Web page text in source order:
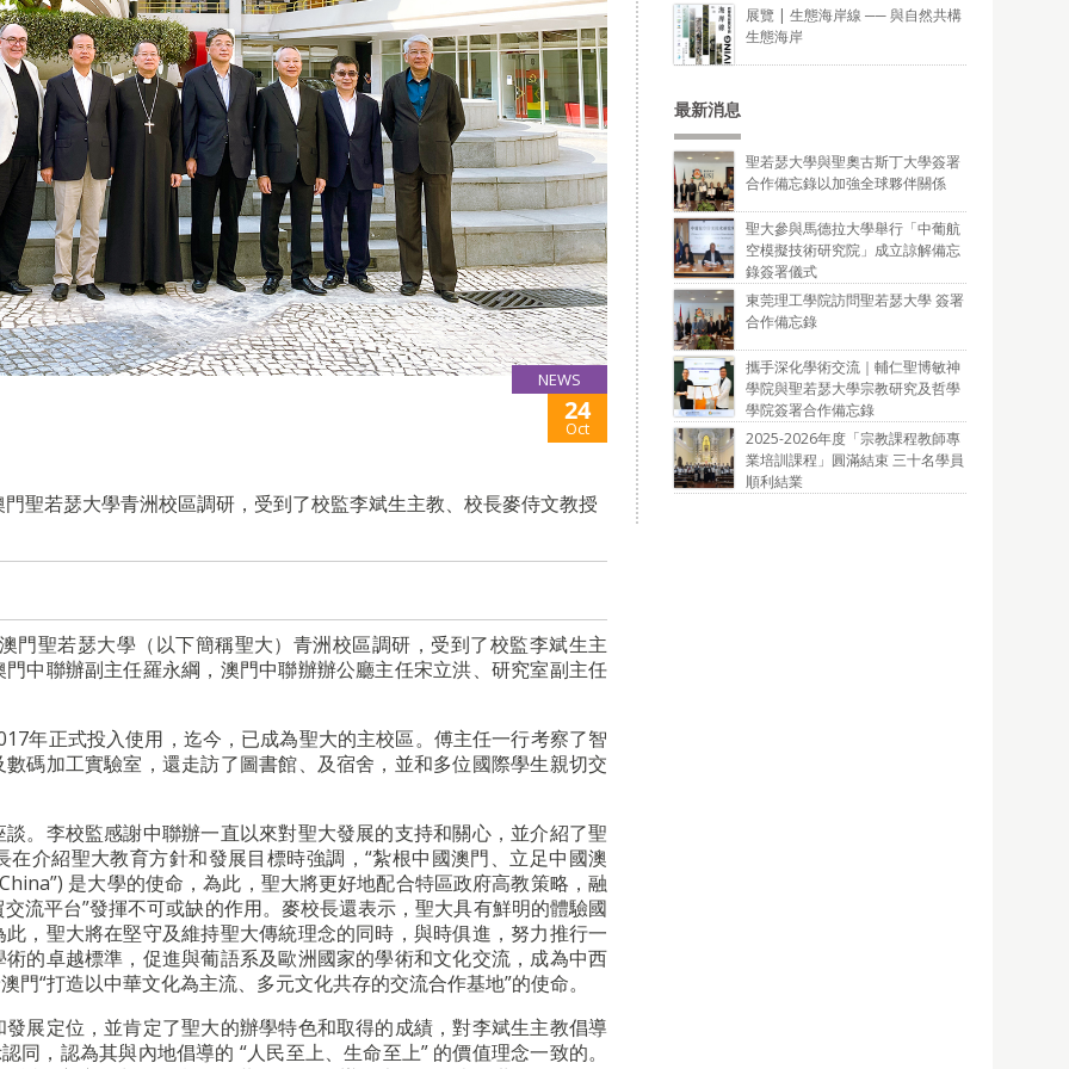
NEWS
24
Oct
聖若瑟大學青洲校區調研，受到了校監李斌生主教、校長麥侍文教授
門聖若瑟大學（以下簡稱聖大）青洲校區調研，受到了校監李斌生主
中聯辦副主任羅永綱，澳門中聯辦辦公廳主任宋立洪、研究室副主任
年正式投入使用，迄今，已成為聖大的主校區。傅主任一行考察了智
碼加工實驗室，還走訪了圖書館、及宿舍，並和多位國際學生親切交
。李校監感謝中聯辦一直以來對聖大發展的支持和關心，並介紹了聖
介紹聖大教育方針和發展目標時強調，“紮根中國澳門、立足中國澳
是大學的使命，為此，聖大將更好地配合特區政府高教策略，融
流平台”發揮不可或缺的作用。麥校長還表示，聖大具有鮮明的體驗國
，聖大將在堅守及維持聖大傳統理念的同時，與時俱進，努力推行一
的卓越標準，促進與葡語系及歐洲國家的學術和文化交流，成為中西
“打造以中華文化為主流、多元文化共存的交流合作基地”的使命。
展定位，並肯定了聖大的辦學特色和取得的成績，對李斌生主教倡導
同，認為其與內地倡導的 “人民至上、生命至上” 的價值理念一致的。
展覽 | 生態海岸線 ── 與自然共構
生態海岸
最新消息
聖若瑟大學與聖奧古斯丁大學簽署
合作備忘錄以加強全球夥伴關係
聖大參與馬德拉大學舉行「中葡航
空模擬技術研究院」成立諒解備忘
錄簽署儀式
東莞理工學院訪問聖若瑟大學 簽署
合作備忘錄
攜手深化學術交流｜輔仁聖博敏神
學院與聖若瑟大學宗教研究及哲學
學院簽署合作備忘錄
2025-2026年度「宗教課程教師專
業培訓課程」圓滿結束 三十名學員
順利結業